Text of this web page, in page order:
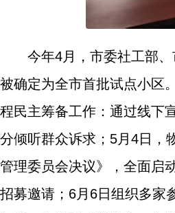
今年4月，市委社工部
被确定为全市首批试点小区
程民主筹备工作：通过线下
分倾听群众诉求；5月4日，
管理委员会决议》，全面启
招募邀请；6月6日组织多家